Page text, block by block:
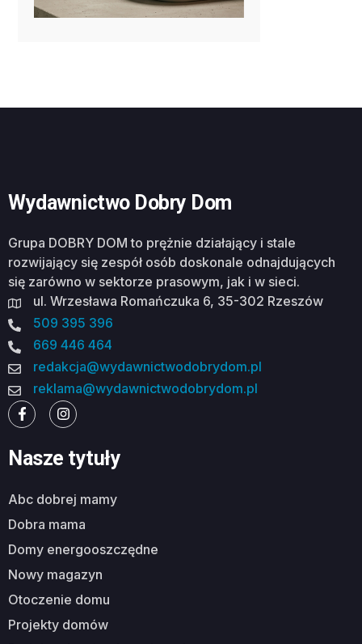
Wydawnictwo Dobry Dom
Grupa DOBRY DOM to prężnie działający i stale
rozwijający się zespół osób doskonale odnajdujących
się zarówno w sektorze prasowym, jak i w sieci.
ul. Wrzesława Romańczuka 6, 35-302 Rzeszów
509 395 396
669 446 464
redakcja@wydawnictwodobrydom.pl
reklama@wydawnictwodobrydom.pl
Nasze tytuły
abc dobrej mamy
dobra mama
domy energooszczędne
nowy magazyn
otoczenie domu
projekty domów